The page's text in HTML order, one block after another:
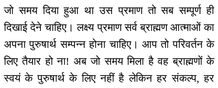
जो समय दिया हुआ था उस प्रमाण तो सब सम्पूर्ण ही
दिखाई देने चाहिए। लक्ष्य प्रमाण सर्व ब्राह्मण आत्माओं का
अपना पुरुषार्थ सम्पन्न होना चाहिए। आप तो परिवर्तन के
लिए तैयार हो ना! अब जो समय मिला है वह ब्राह्मणों के
स्वयं के पुरुषार्थ के लिए नहीं है लेकिन हर संकल्प, हर